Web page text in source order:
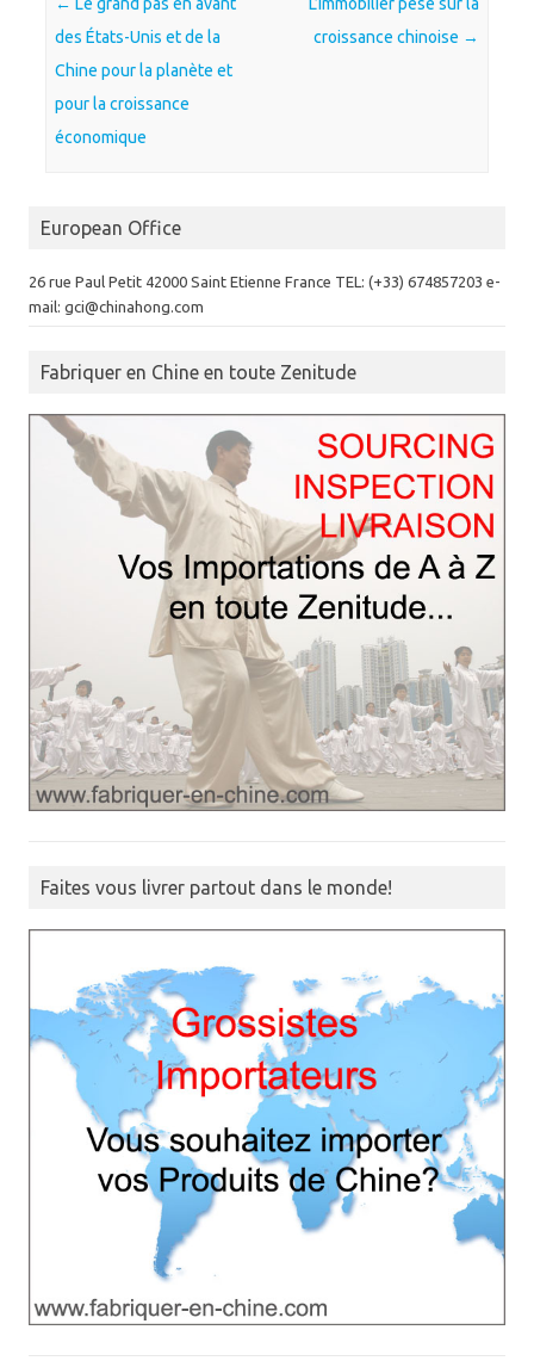
Post navigation
← Le grand pas en avant
des États-Unis et de la
Chine pour la planète et
pour la croissance
économique
L’immobilier pèse sur la
croissance chinoise →
European Office
26 rue Paul Petit 42000 Saint Etienne France TEL: (+33) 674857203 e-
mail: gci@chinahong.com
Fabriquer en Chine en toute Zenitude
Faites vous livrer partout dans le monde!